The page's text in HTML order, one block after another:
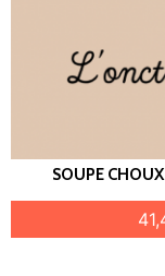
SOUPE